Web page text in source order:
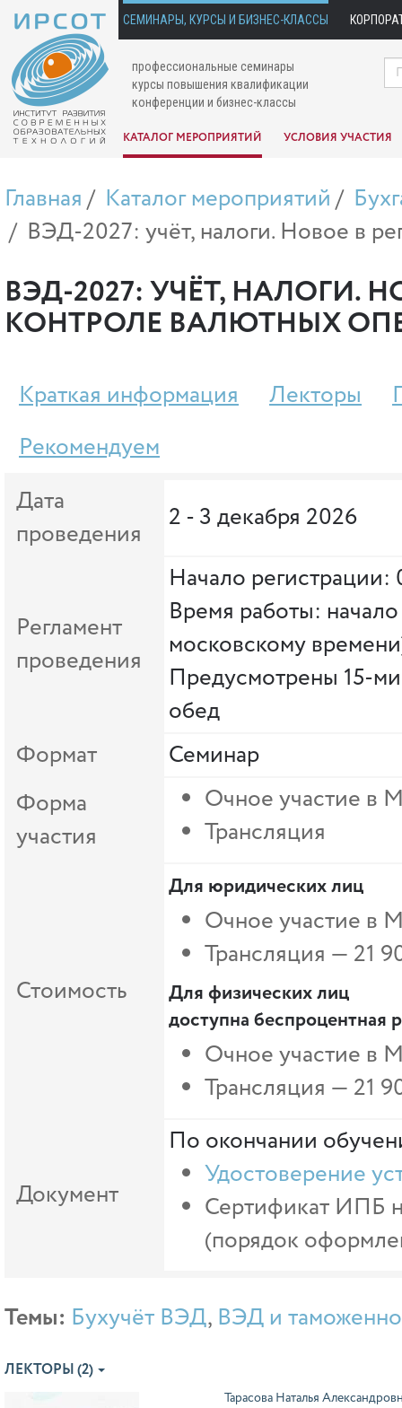
СЕМИНАРЫ, КУРСЫ И БИЗНЕС-КЛАССЫ
профессиональные семинары
курсы повышения квалификации
конференции и бизнес-классы
КАТАЛОГ МЕРОПРИЯТИЙ УСЛОВИЯ УЧАСТИЯ
Главная Каталог мероприятий
ВЭД-2027: учёт, налоги. Новое в
ВЭД-2027: УЧЁТ, НАЛОГИ.
КОНТРОЛЕ ВАЛЮТНЫХ
Краткая информация Лекторы
Рекомендуем
Дата
проведения
2 - 3 декабря 2026
Регламент
проведения
Начало
Время работы:
московскому
Предусмотрены 15-
обед
Формат
Семинар
Форма
участия
Очное участие в
Трансляция
Стоимость
Для юридических лиц
Очное участие в
Трансляция — 21
Для физических лиц
доступна беспроцентная
Очное участие в
Трансляция — 21
Документ
По окончании
Удостоверение
Сертификат ИПБ
(порядок
Темы: Бухучёт ВЭД, ВЭД и
ЛЕКТОРЫ (2)
Тарасова Наталья